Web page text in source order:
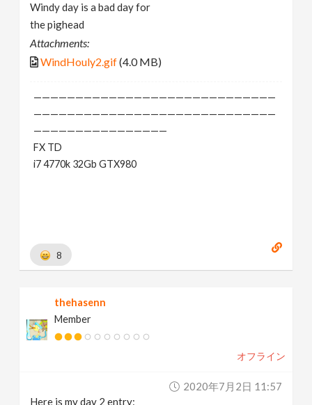
Windy day is a bad day for
the pighead
Attachments:
WindHouly2.gif(4.0 MB)
—————————————————————————————
—————————————————————————————
————————————————
FX TD
i7 4770k 32Gb GTX980
8
thehasenn
Member
オフライン
2020年7月2日 11:57
Here is my day 2 entry: